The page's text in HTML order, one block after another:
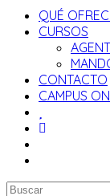
QUÉ
CURSOS
CONTACTO
CAMPUS